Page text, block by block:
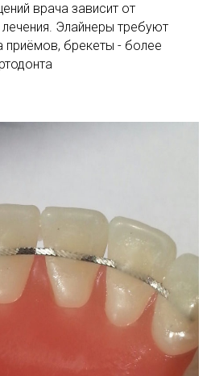
врача зависит от
Элайнеры требуют
приёмов, брекеты - более